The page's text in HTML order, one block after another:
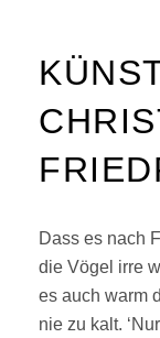
Dass es nach
die Vögel irre
es auch warm
nie zu kalt.